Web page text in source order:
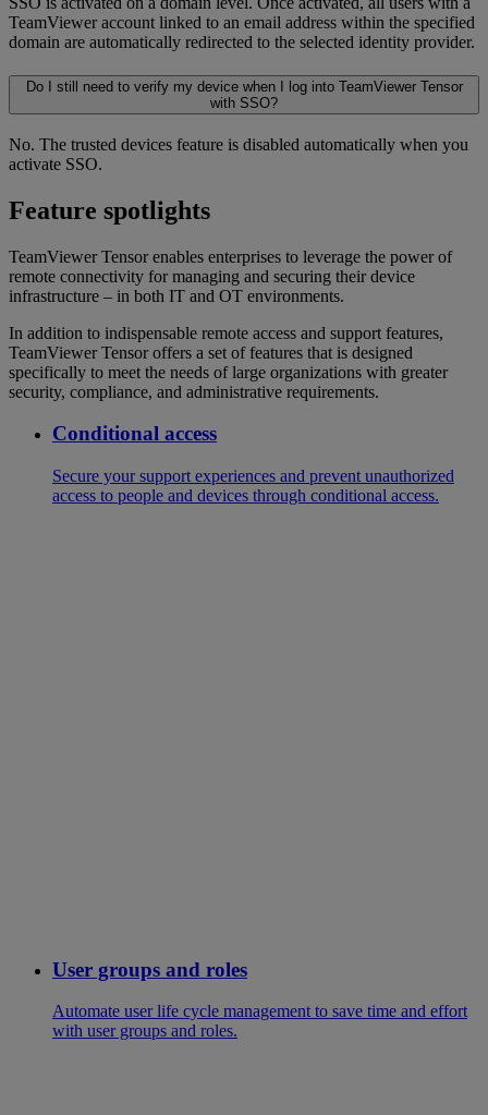
TeamViewer account linked to an email address within the specified
domain are automatically redirected to the selected identity provider.
Do I still need to verify my device when I log into TeamViewer Tensor
with SSO?
No. The trusted devices feature is disabled automatically when you
activate SSO.
Feature spotlights
TeamViewer Tensor enables enterprises to leverage the power of
remote connectivity for managing and securing their device
infrastructure – in both IT and OT environments.
In addition to indispensable remote access and support features,
TeamViewer Tensor offers a set of features that is designed
specifically to meet the needs of large organizations with greater
security, compliance, and administrative requirements.
Conditional access
Secure your support experiences and prevent unauthorized
access to people and devices through conditional access.
User groups and roles
Automate user life cycle management to save time and effort
with user groups and roles.